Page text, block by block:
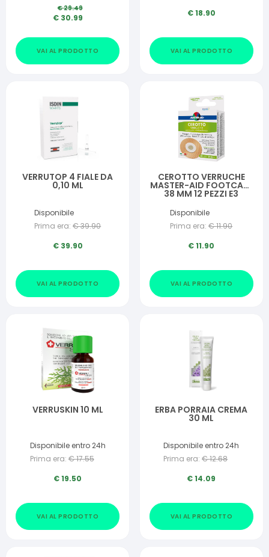
€29.49
€ 30.99
VAI AL PRODOTTO
€18.90
VAI AL PRODOTTO
VERRUTOP 4 FIALE DA
0,10 ML
Disponibile
Prima era: €39.90
€ 39.90
VAI AL PRODOTTO
CEROTTO VERRUCHE
MASTER-AID FOOTCARE
38 MM 12 PEZZI E3
Disponibile
Prima era: €11.90
€11.90
VAI AL PRODOTTO
VERRUSKIN 10 ML
Disponibile entro 24h
Prima era: €17.55
€19.50
VAI AL PRODOTTO
ERBA PORRAIA CREMA
30 ML
Disponibile entro 24h
Prima era: €12.68
€14.09
VAI AL PRODOTTO